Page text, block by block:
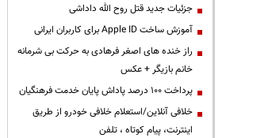
جزئیات جدید قتل روح الله داداشی
آموزش ساخت Apple ID برای کاربران ایرانی
راز خنده های اصغر فرهادی به حرکت بی شرمانه
خانم بازیگر + عکس
پرداخت ۱۰۰ درصد پاداش پایان خدمت فرهنگیان
خلافی آنلاین/استعلام خلافی خودرو از طریق
اینترنت، پیام کوتاه ، تلفن